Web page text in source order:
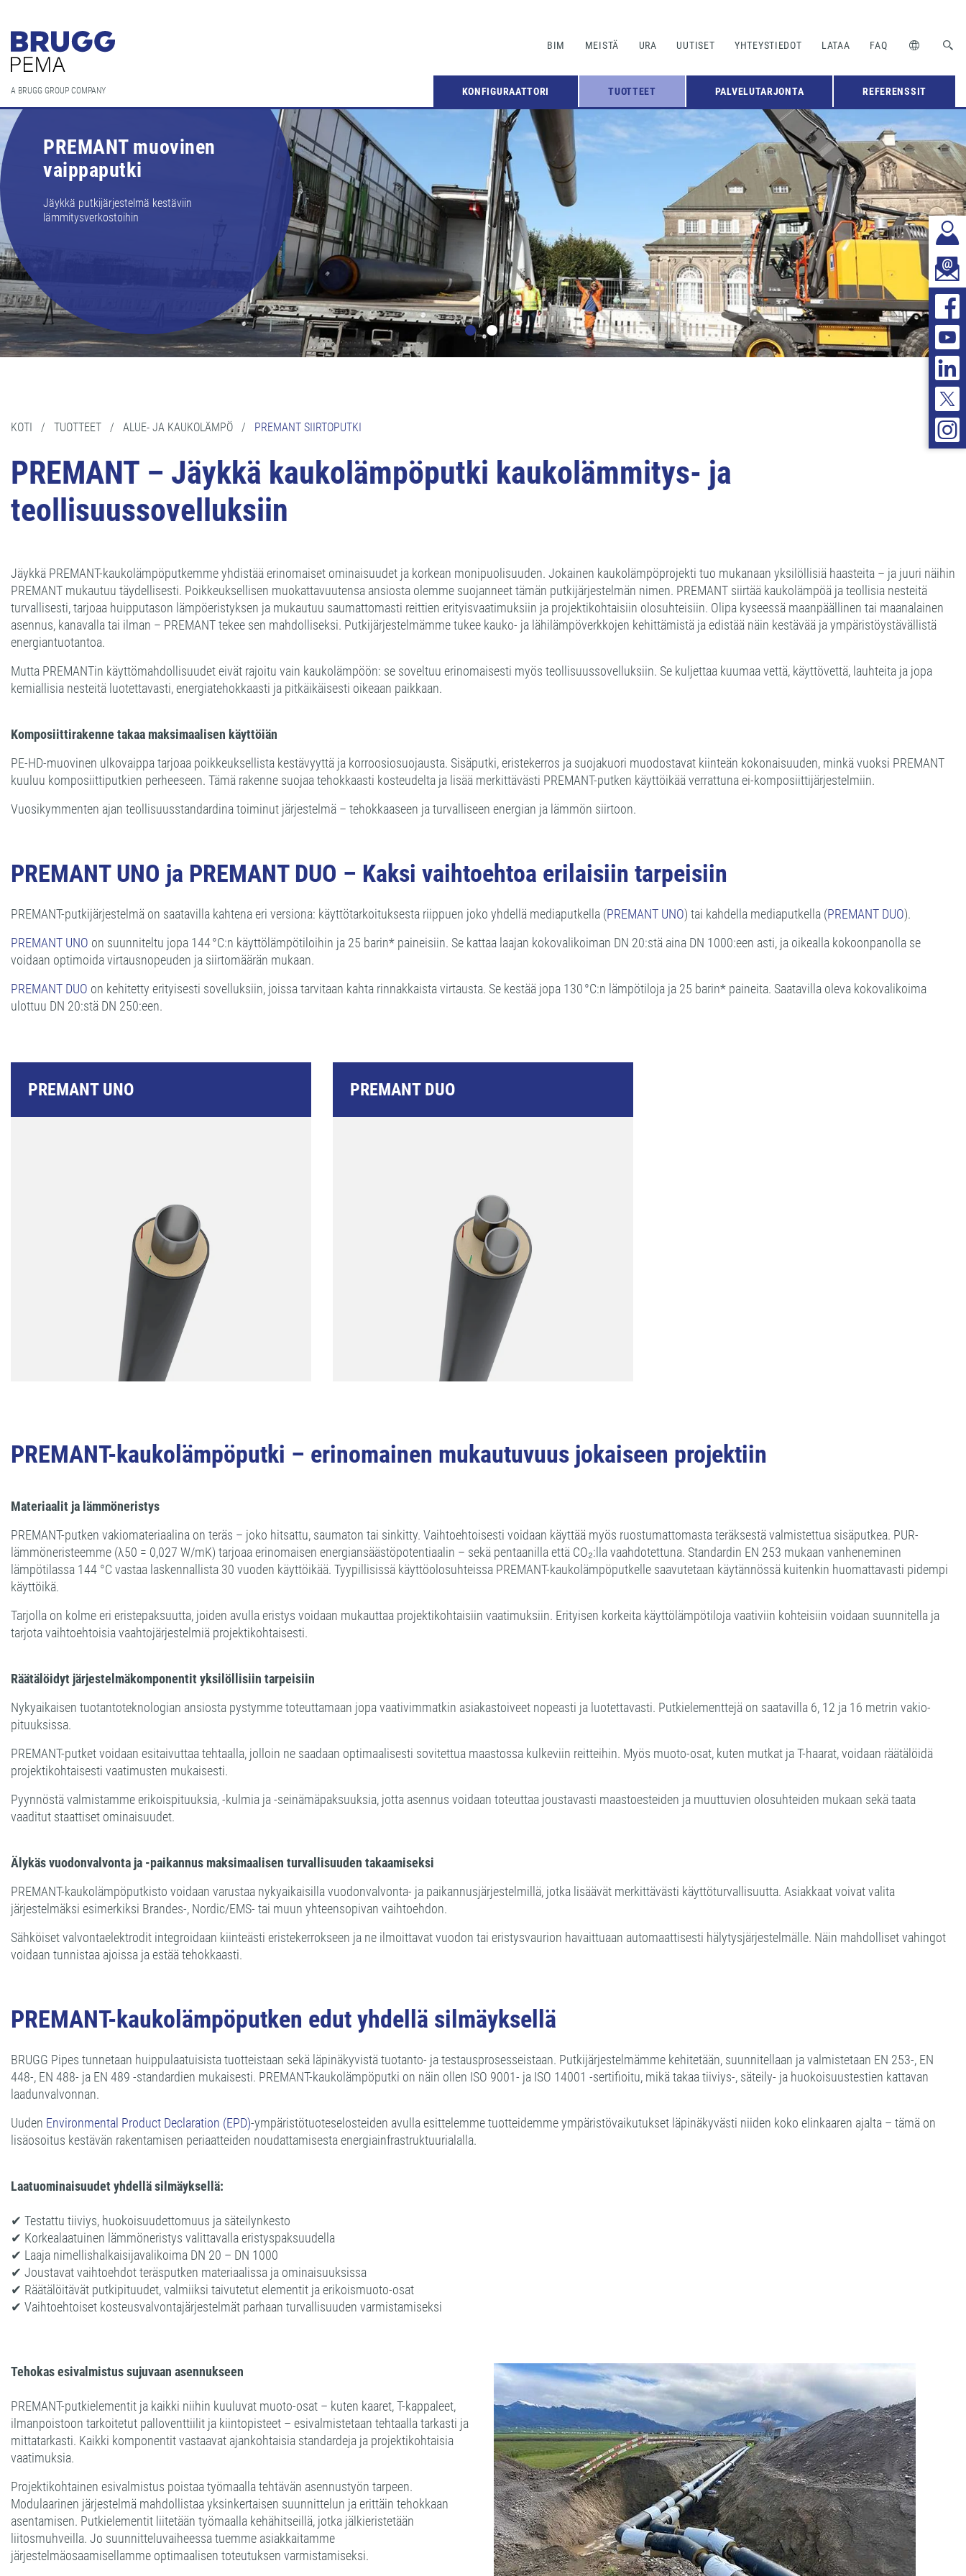
BIM MEISTÄ URA UUTISET YHTEYSTIEDOT LATAA FAQ
A BRUGG GROUP COMPANY KONFIGURAATTORI TUOTTEET PALVELUTARJONTA REFERENSSIT
PREMANT muovinen
vaippaputki
Jäykkä putkijärjestelmä kestäviin
lämmitysverkostoihin
KOTI / TUOTTEET / ALUE- JA KAUKOLÄMPÖ / PREMANT SIIRTOPUTKI
PREMANT – Jäykkä kaukolämpöputki kaukolämmitys- ja
teollisuussovelluksiin
Jäykkä PREMANT-kaukolämpöputkemme yhdistää erinomaiset ominaisuudet ja korkean monipuolisuuden. Jokainen kaukolämpöprojekti tuo mukanaan yksilöllisiä haasteita – ja juuri näihin
PREMANT mukautuu täydellisesti. Poikkeuksellisen muokattavuutensa ansiosta olemme suojanneet tämän putkijärjestelmän nimen. PREMANT siirtää kaukolämpöä ja teollisia nesteitä
turvallisesti, tarjoaa huipputason lämpöeristyksen ja mukautuu saumattomasti reittien erityisvaatimuksiin ja projektikohtaisiin olosuhteisiin. Olipa kyseessä maanpäällinen tai maanalainen
asennus, kanavalla tai ilman – PREMANT tekee sen mahdolliseksi. Putkijärjestelmämme tukee kauko- ja lähilämpöverkkojen kehittämistä ja edistää näin kestävää ja ympäristöystävällistä
energiantuotantoa.
Mutta PREMANTin käyttömahdollisuudet eivät rajoitu vain kaukolämpöön: se soveltuu erinomaisesti myös teollisuussovelluksiin. Se kuljettaa kuumaa vettä, käyttövettä, lauhteita ja jopa
kemiallisia nesteitä luotettavasti, energiatehokkaasti ja pitkäikäisesti oikeaan paikkaan.
Komposiittirakenne takaa maksimaalisen käyttöiän
PE-HD-muovinen ulkovaippa tarjoaa poikkeuksellista kestävyyttä ja korroosiosuojausta. Sisäputki, eristekerros ja suojakuori muodostavat kiinteän kokonaisuuden, minkä vuoksi PREMANT
kuuluu komposiittiputkien perheeseen. Tämä rakenne suojaa tehokkaasti kosteudelta ja lisää merkittävästi PREMANT-putken käyttöikää verrattuna ei-komposiittijärjestelmiin.
Vuosikymmenten ajan teollisuusstandardina toiminut järjestelmä – tehokkaaseen ja turvalliseen energian ja lämmön siirtoon.
PREMANT UNO ja PREMANT DUO – Kaksi vaihtoehtoa erilaisiin tarpeisiin
PREMANT-putkijärjestelmä on saatavilla kahtena eri versiona: käyttötarkoituksesta riippuen joko yhdellä mediaputkella (PREMANT UNO) tai kahdella mediaputkella (PREMANT DUO).
PREMANT UNO on suunniteltu jopa 144 °C:n käyttölämpötiloihin ja 25 barin* paineisiin. Se kattaa laajan kokovalikoiman DN 20:stä aina DN 1000:een asti, ja oikealla kokoonpanolla se
voidaan optimoida virtausnopeuden ja siirtomäärän mukaan.
PREMANT DUO on kehitetty erityisesti sovelluksiin, joissa tarvitaan kahta rinnakkaista virtausta. Se kestää jopa 130 °C:n lämpötiloja ja 25 barin* paineita. Saatavilla oleva kokovalikoima
ulottuu DN 20:stä DN 250:een.
PREMANT UNO PREMANT DUO
PREMANT-kaukolämpöputki – erinomainen mukautuvuus jokaiseen projektiin
Materiaalit ja lämmöneristys
PREMANT-putken vakiomateriaalina on teräs – joko hitsattu, saumaton tai sinkitty. Vaihtoehtoisesti voidaan käyttää myös ruostumattomasta teräksestä valmistettua sisäputkea. PUR-
lämmöneristeemme (λ50 = 0,027 W/mK) tarjoaa erinomaisen energiansäästöpotentiaalin – sekä pentaanilla että CO₂:lla vaahdotettuna. Standardin EN 253 mukaan vanheneminen
lämpötilassa 144 °C vastaa laskennallista 30 vuoden käyttöikää. Tyypillisissä käyttöolosuhteissa PREMANT-kaukolämpöputkelle saavutetaan käytännössä kuitenkin huomattavasti pidempi
käyttöikä.
Tarjolla on kolme eri eristepaksuutta, joiden avulla eristys voidaan mukauttaa projektikohtaisiin vaatimuksiin. Erityisen korkeita käyttölämpötiloja vaativiin kohteisiin voidaan suunnitella ja
tarjota vaihtoehtoisia vaahtojärjestelmiä projektikohtaisesti.
Räätälöidyt järjestelmäkomponentit yksilöllisiin tarpeisiin
Nykyaikaisen tuotantoteknologian ansiosta pystymme toteuttamaan jopa vaativimmatkin asiakastoiveet nopeasti ja luotettavasti. Putkielementtejä on saatavilla 6, 12 ja 16 metrin vakio-
pituuksissa.
PREMANT-putket voidaan esitaivuttaa tehtaalla, jolloin ne saadaan optimaalisesti sovitettua maastossa kulkeviin reitteihin. Myös muoto-osat, kuten mutkat ja T-haarat, voidaan räätälöidä
projektikohtaisesti vaatimusten mukaisesti.
Pyynnöstä valmistamme erikoispituuksia, -kulmia ja -seinämäpaksuuksia, jotta asennus voidaan toteuttaa joustavasti maastoesteiden ja muuttuvien olosuhteiden mukaan sekä taata
vaaditut staattiset ominaisuudet.
Älykäs vuodonvalvonta ja -paikannus maksimaalisen turvallisuuden takaamiseksi
PREMANT-kaukolämpöputkisto voidaan varustaa nykyaikaisilla vuodonvalvonta- ja paikannusjärjestelmillä, jotka lisäävät merkittävästi käyttöturvallisuutta. Asiakkaat voivat valita
järjestelmäksi esimerkiksi Brandes-, Nordic/EMS- tai muun yhteensopivan vaihtoehdon.
Sähköiset valvontaelektrodit integroidaan kiinteästi eristekerrokseen ja ne ilmoittavat vuodon tai eristysvaurion havaittuaan automaattisesti hälytysjärjestelmälle. Näin mahdolliset vahingot
voidaan tunnistaa ajoissa ja estää tehokkaasti.
PREMANT-kaukolämpöputken edut yhdellä silmäyksellä
BRUGG Pipes tunnetaan huippulaatuisista tuotteistaan sekä läpinäkyvistä tuotanto- ja testausprosesseistaan. Putkijärjestelmämme kehitetään, suunnitellaan ja valmistetaan EN 253-, EN
448-, EN 488- ja EN 489 -standardien mukaisesti. PREMANT-kaukolämpöputki on näin ollen ISO 9001- ja ISO 14001 -sertifioitu, mikä takaa tiiviys-, säteily- ja huokoisuustestien kattavan
laadunvalvonnan.
Uuden Environmental Product Declaration (EPD)-ympäristötuoteselosteiden avulla esittelemme tuotteidemme ympäristövaikutukset läpinäkyvästi niiden koko elinkaaren ajalta – tämä on
lisäosoitus kestävän rakentamisen periaatteiden noudattamisesta energiainfrastruktuurialalla.
Laatuominaisuudet yhdellä silmäyksellä:
✔ Testattu tiiviys, huokoisuudettomuus ja säteilynkesto
✔ Korkealaatuinen lämmöneristys valittavalla eristyspaksuudella
✔ Laaja nimellishalkaisijavalikoima DN 20 – DN 1000
✔ Joustavat vaihtoehdot teräsputken materiaalissa ja ominaisuuksissa
✔ Räätälöitävät putkipituudet, valmiiksi taivutetut elementit ja erikoismuoto-osat
✔ Vaihtoehtoiset kosteusvalvontajärjestelmät parhaan turvallisuuden varmistamiseksi
Tehokas esivalmistus sujuvaan asennukseen
PREMANT-putkielementit ja kaikki niihin kuuluvat muoto-osat – kuten kaaret, T-kappaleet,
ilmanpoistoon tarkoitetut palloventtiilit ja kiintopisteet – esivalmistetaan tehtaalla tarkasti ja
mittatarkasti. Kaikki komponentit vastaavat ajankohtaisia standardeja ja projektikohtaisia
vaatimuksia.
Projektikohtainen esivalmistus poistaa työmaalla tehtävän asennustyön tarpeen.
Modulaarinen järjestelmä mahdollistaa yksinkertaisen suunnittelun ja erittäin tehokkaan
asentamisen. Putkielementit liitetään työmaalla kehähitseillä, jotka jälkieristetään
liitosmuhveilla. Jo suunnitteluvaiheessa tuemme asiakkaitamme
järjestelmäosaamisellamme optimaalisen toteutuksen varmistamiseksi.